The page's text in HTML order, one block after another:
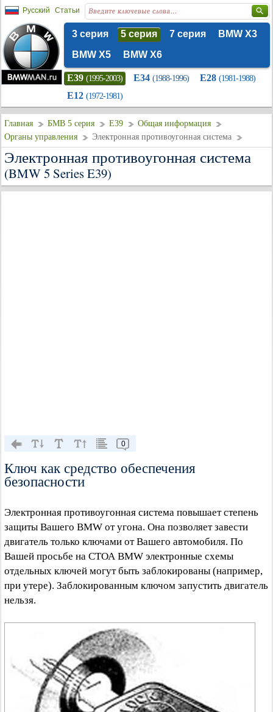
Русский Статьи
3 серия 5 серия 7 серия
BMW X3
BMW X5
BMW X6
E39 (1995-2003) E34 (1988-1996) E28 (1981-1988)
E12 (1972-1981)
Главная БМВ 5 серия E39
Общая информация
Органы управления
Электронная противоугонная система
Электронная противоугонная система
(BMW 5 Series E39)
0
Ключ как средство обеспечения
безопасности
Электронная противоугонная система повышает степень
защиты Вашего BMW от угона. Она позволяет завести
двигатель только ключами от Вашего автомобиля. По
Вашей просьбе на СТОА BMW электронные схемы
отдельных ключей могут быть заблокированы (например,
при утере). Заблокированным ключом запустить двигатель
нельзя.